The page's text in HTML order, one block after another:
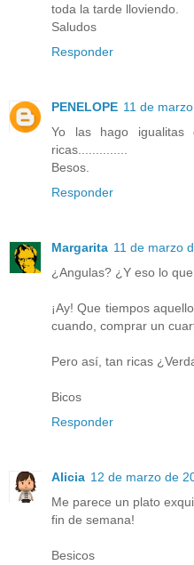
toda la tarde lloviendo.
Saludos
Responder
PENELOPE 11 de
Yo las hago
ricas..............
Besos.
Responder
Margarita 11 de marzo
¿Angulas? ¿Y eso lo
¡Ay! Que tiempos
cuando, comprar un
Pero así, tan ricas
Bicos
Responder
Alicia 12 de marzo de
Me parece un plato
fin de semana!
Besicos